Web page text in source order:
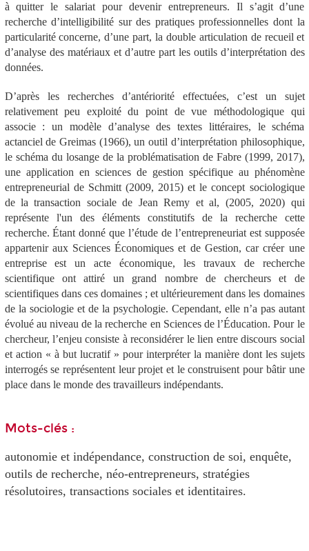
à quitter le salariat pour devenir entrepreneurs. Il s’agit d’une
recherche d’intelligibilité sur des pratiques professionnelles dont la
particularité concerne, d’une part, la double articulation de recueil et
d’analyse des matériaux et d’autre part les outils d’interprétation des
données.
D’après les recherches d’antériorité effectuées, c’est un sujet
relativement peu exploité du point de vue méthodologique qui
associe : un modèle d’analyse des textes littéraires, le schéma
actanciel de Greimas (1966), un outil d’interprétation philosophique,
le schéma du losange de la problématisation de Fabre (1999, 2017),
une application en sciences de gestion spécifique au phénomène
entrepreneurial de Schmitt (2009, 2015) et le concept sociologique
de la transaction sociale de Jean Remy et al, (2005, 2020) qui
représente l'un des éléments constitutifs de la recherche cette
recherche. Étant donné que l’étude de l’entrepreneuriat est supposée
appartenir aux Sciences Économiques et de Gestion, car créer une
entreprise est un acte économique, les travaux de recherche
scientifique ont attiré un grand nombre de chercheurs et de
scientifiques dans ces domaines ; et ultérieurement dans les domaines
de la sociologie et de la psychologie. Cependant, elle n’a pas autant
évolué au niveau de la recherche en Sciences de l’Éducation. Pour le
chercheur, l’enjeu consiste à reconsidérer le lien entre discours social
et action « à but lucratif » pour interpréter la manière dont les sujets
interrogés se représentent leur projet et le construisent pour bâtir une
place dans le monde des travailleurs indépendants.
Mots-clés :
autonomie et indépendance, construction de soi, enquête,
outils de recherche, néo-entrepreneurs, stratégies
résolutoires, transactions sociales et identitaires.